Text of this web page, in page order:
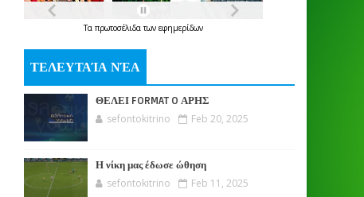
Τα πρωτοσέλιδατων εφημερίδων
ΤΕΛΕΥΤΑΊΑ ΝΈΑ
ΘΕΛΕΙ FORMAT O ΑΡΗΣ
sefontokitrino Feb 20, 2025
Η νίκη μας έδωσε ώθηση
sefontokitrino Feb 11, 2025